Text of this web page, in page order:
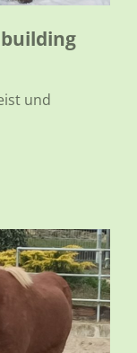
und